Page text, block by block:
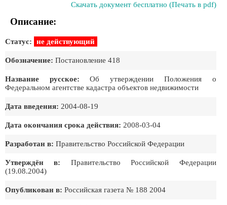
Скачать документ бесплатно (Печать в pdf)
Описание:
Статус: не действующий
Обозначение: Постановление 418
Название русское: Об утверждении Положения о
Федеральном агентстве кадастра объектов недвижимости
Дата введения: 2004-08-19
Дата окончания срока действия: 2008-03-04
Разработан в: Правительство Российской Федерации
Утверждён в: Правительство Российской Федеpации
(19.08.2004)
Опубликован в: Российская газета № 188 2004